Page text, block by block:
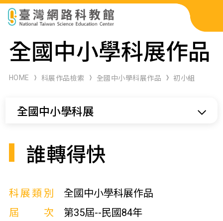
科展作品檢索
科學研習月刊
全國中小學科展作品
HOME 科展作品檢索 全國中小學科展作品 初小組
全國中小學科展
誰轉得快
科展類別
全國中小學科展作品
屆次
第35屆--民國84年